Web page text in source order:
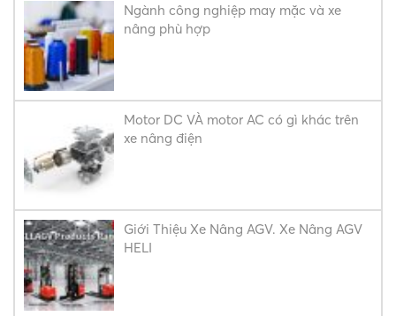
Ngành công nghiệp may mặc và xe
nâng phù hợp
Motor DC VÀ motor AC có gì khác trên
xe nâng điện
Giới Thiệu Xe Nâng AGV. Xe Nâng AGV
HELI